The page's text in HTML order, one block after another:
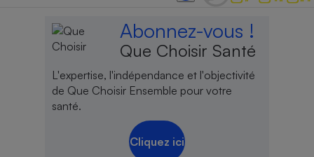
Abonnez-vous !
Que Choisir Santé
L'expertise, l'indépendance et l'objectivité
de Que Choisir Ensemble pour votre
santé.
Cliquez ici